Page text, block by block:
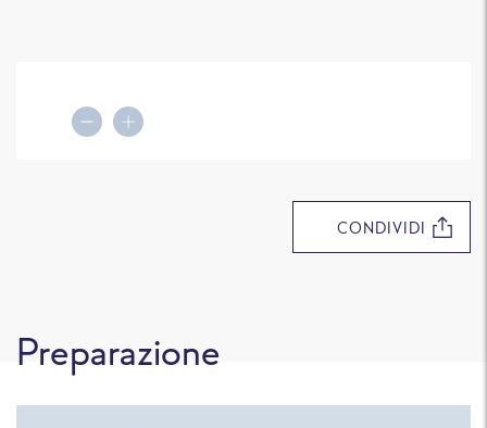
CONDIVIDI
Preparazione